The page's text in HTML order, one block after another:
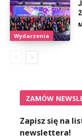
Wydarzenia
ZAMÓW
Zapisz się na
newslettera!